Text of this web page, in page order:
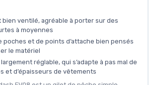
bien ventilé, agréable à porter sur des
à moyennes
poches et de points d’attache bien pensés
le matériel
réglable, qui s’adapte à pas mal de
et d’épaisseurs de vêtements